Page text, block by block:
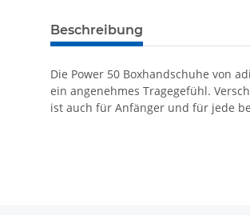
Beschreibung
Die Power 50 Boxhandschuhe von
ein angenehmes Tragegefühl.
ist auch für Anfänger und für jede